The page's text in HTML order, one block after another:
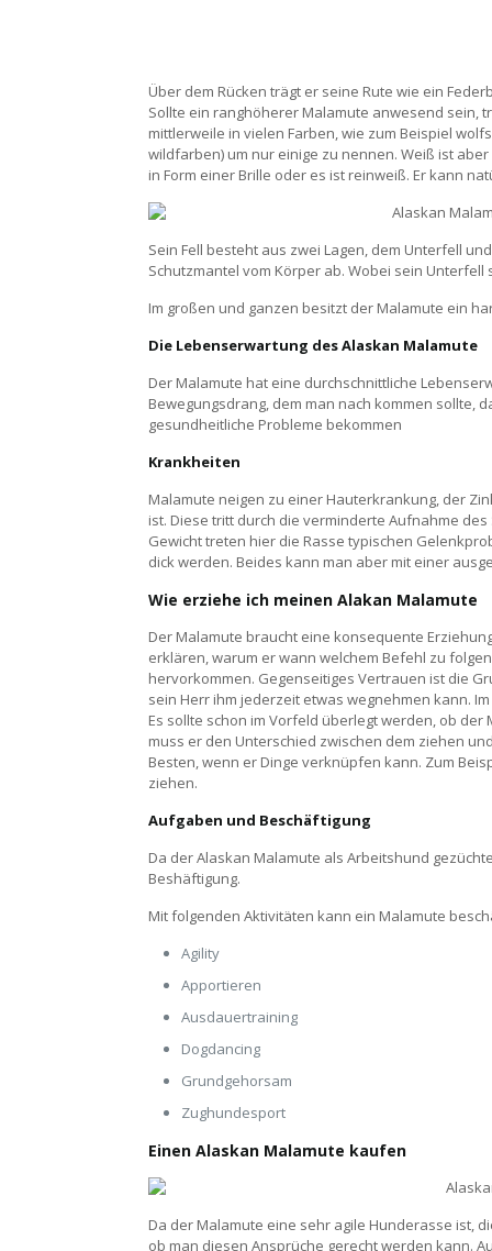
Über dem Rücken trägt er seine Rute wie ein
Sollte ein ranghöherer Malamute anwesend sein,
mittlerweile in vielen Farben, wie zum Beispiel
wildfarben) um nur einige zu nennen. Weiß ist
in Form einer Brille oder es ist reinweiß. Er kann
Sein Fell besteht aus zwei Lagen, dem Unterfell
Schutzmantel vom Körper ab. Wobei sein Unterfell
Im großen und ganzen besitzt der Malamute ein
Die Lebenserwartung des Alaskan Malamute
Der Malamute hat eine durchschnittliche
Bewegungsdrang, dem man nach kommen sollte,
gesundheitliche Probleme bekommen
Krankheiten
Malamute neigen zu einer Hauterkrankung, der
ist. Diese tritt durch die verminderte Aufnahme
Gewicht treten hier die Rasse typischen
dick werden. Beides kann man aber mit einer
Wie erziehe ich meinen Alakan Malamute
Der Malamute braucht eine konsequente
erklären, warum er wann welchem Befehl zu
hervorkommen. Gegenseitiges Vertrauen ist die
sein Herr ihm jederzeit etwas wegnehmen kann.
Es sollte schon im Vorfeld überlegt werden, ob
muss er den Unterschied zwischen dem ziehen
Besten, wenn er Dinge verknüpfen kann. Zum
ziehen.
Aufgaben und Beschäftigung
Da der Alaskan Malamute als Arbeitshund
Beshäftigung.
Mit folgenden Aktivitäten kann ein Malamute
Agility
Apportieren
Ausdauertraining
Dogdancing
Grundgehorsam
Zughundesport
Einen Alaskan Malamute kaufen
Da der Malamute eine sehr agile Hunderasse ist,
ob man diesen Ansprüche gerecht werden kann.